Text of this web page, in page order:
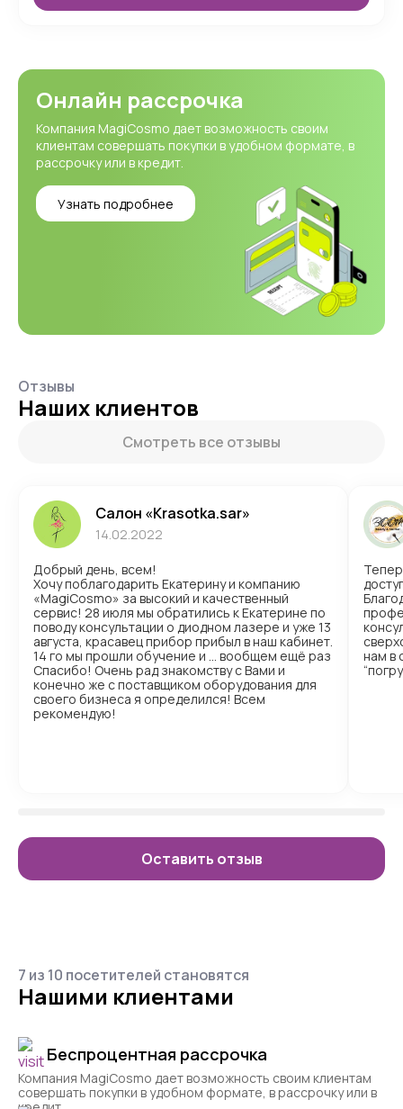
Онлайн рассрочка
Компания MagiCosmo дает возможность своим
клиентам совершать покупки в удобном формате, в
рассрочку или в кредит.
Узнать подробнее
Отзывы
Наших клиентов
Смотреть все отзывы
Салон «Krasotka.sar»
14.02.2022
Добрый день, всем!
Хочу поблагодарить Екатерину и компанию
«MagiCosmo» за высокий и качественный
сервис! 28 июля мы обратились к Екатерине по
поводу консультации о диодном лазере и уже 13
августа, красавец прибор прибыл в наш кабинет.
14 го мы прошли обучение и … вообщем ещё раз
Спасибо! Очень рад знакомству с Вами и
конечно же с поставщиком оборудования для
своего бизнеса я определился! Всем
рекомендую!
нам в
Оставить отзыв
7 из 10 посетителей становятся
Нашими клиентами
Беспроцентная рассрочка
Компания MagiCosmo дает возможность своим клиентам
совершать покупки в удобном формате, в рассрочку или в